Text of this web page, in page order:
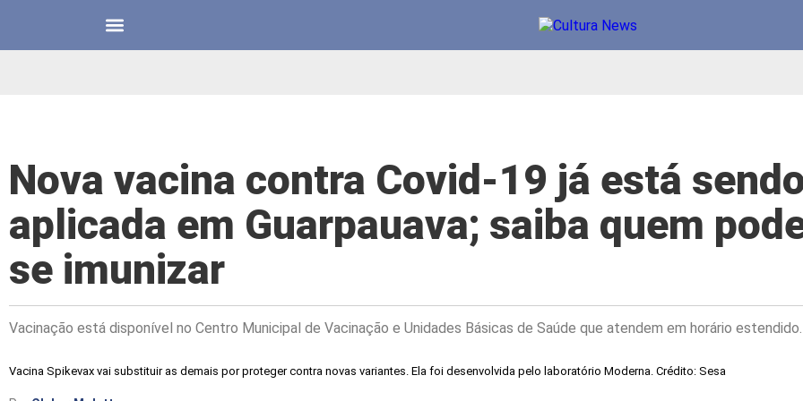
Nova vacina contra Covid-19 já está
aplicada em Guarpauava; saiba quem
se imunizar
Vacinação está disponível no Centro Municipal de Vacinação e Unidades Básicas de Saúde que atendem em horário estendido.
Vacina Spikevax vai substituir as demais por proteger contra novas variantes. Ela foi desenvolvida pelo laboratório Moderna. Crédito: Sesa